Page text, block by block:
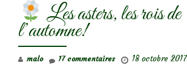
Les asters, les rois de
l’automne!
malo 18 octobre 2017
17 commentaires